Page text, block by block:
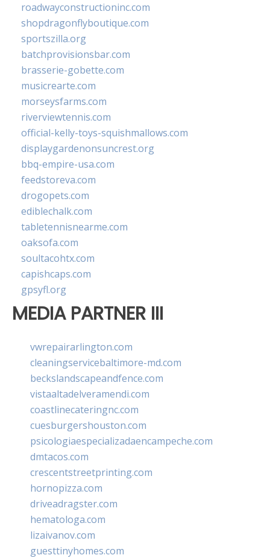
roadwayconstructioninc.com
shopdragonflyboutique.com
sportszilla.org
batchprovisionsbar.com
brasserie-gobette.com
musicrearte.com
morseysfarms.com
riverviewtennis.com
official-kelly-toys-squishmallows.com
displaygardenonsuncrest.org
bbq-empire-usa.com
feedstoreva.com
drogopets.com
ediblechalk.com
tabletennisnearme.com
oaksofa.com
soultacohtx.com
capishcaps.com
gpsyfl.org
MEDIA PARTNER III
vwrepairarlington.com
cleaningservicebaltimore-md.com
beckslandscapeandfence.com
vistaaltadelveramendi.com
coastlinecateringnc.com
cuesburgershouston.com
psicologiaespecializadaencampeche.com
dmtacos.com
crescentstreetprinting.com
hornopizza.com
driveadragster.com
hematologa.com
lizaivanov.com
guesttinyhomes.com